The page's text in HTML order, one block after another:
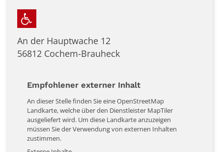
An der Hauptwache 12
56812 Cochem-Brauheck
Empfohlener externer Inhalt
An dieser Stelle finden Sie eine OpenStreetMap
Landkarte, welche über den Dienstleister MapTiler
ausgeliefert wird. Um diese Landkarte anzuzeigen
müssen Sie der Verwendung von externen Inhalten
zustimmen.